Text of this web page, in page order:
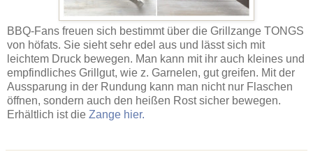
BBQ-Fans freuen sich bestimmt über die Grillzange TONGS
von höfats. Sie sieht sehr edel aus und lässt sich mit
leichtem Druck bewegen. Man kann mit ihr auch kleines und
empfindliches Grillgut, wie z. Garnelen, gut greifen. Mit der
Aussparung in der Rundung kann man nicht nur Flaschen
öffnen, sondern auch den heißen Rost sicher bewegen.
Erhältlich ist die Zange hier.